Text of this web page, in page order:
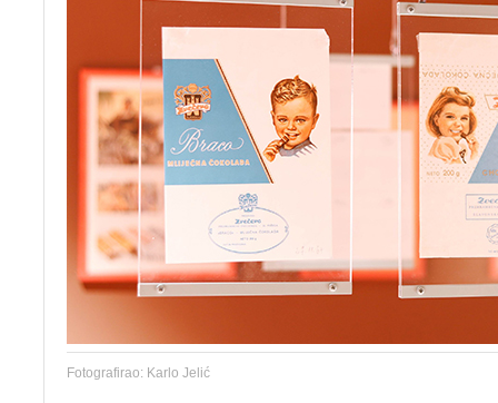
Fotografirao: Karlo Jelić